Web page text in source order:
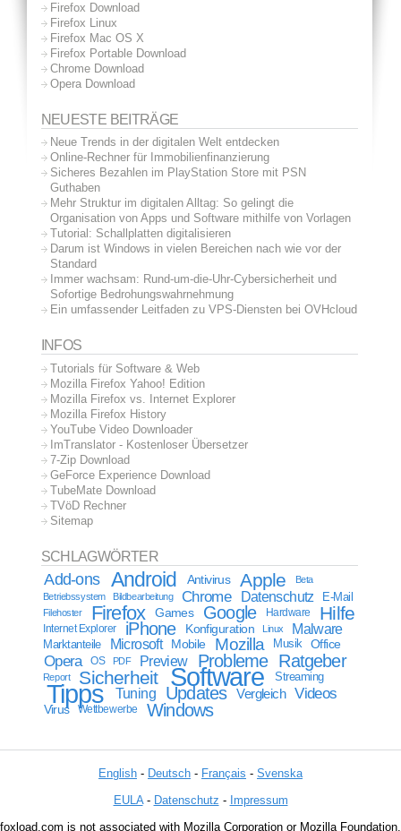
Firefox Download
Firefox Linux
Firefox Mac OS X
Firefox Portable Download
Chrome Download
Opera Download
NEUESTE BEITRÄGE
Neue Trends in der digitalen Welt entdecken
Online-Rechner für Immobilienfinanzierung
Sicheres Bezahlen im PlayStation Store mit PSN
Guthaben
Mehr Struktur im digitalen Alltag: So gelingt die
Organisation von Apps und Software mithilfe von Vorlagen
Tutorial: Schallplatten digitalisieren
Darum ist Windows in vielen Bereichen nach wie vor der
Standard
Immer wachsam: Rund-um-die-Uhr-Cybersicherheit und
Sofortige Bedrohungswahrnehmung
Ein umfassender Leitfaden zu VPS-Diensten bei OVHcloud
INFOS
Tutorials für Software & Web
Mozilla Firefox Yahoo! Edition
Mozilla Firefox vs. Internet Explorer
Mozilla Firefox History
YouTube Video Downloader
ImTranslator - Kostenloser Übersetzer
7-Zip Download
GeForce Experience Download
TubeMate Download
TVöD Rechner
Sitemap
SCHLAGWÖRTER
Add-ons Android Antivirus Apple
Beta
Betriebssystem
Bildbearbeitung Chrome Datenschutz E-Mail
Filehoster Firefox Games Google Hardware Hilfe
Internet Explorer iPhone Konfiguration Linux Malware
Marktanteile Microsoft Mobile Mozilla Musik Office
Opera OS PDF Preview Probleme Ratgeber
Report Sicherheit Software Streaming
Tipps Tuning Updates Vergleich Videos
Virus Wettbewerbe Windows
English - Deutsch - Français - Svenska
EULA- Datenschutz - Impressum
foxload.com is not associated with Mozilla Corporation or Mozilla Foundation.